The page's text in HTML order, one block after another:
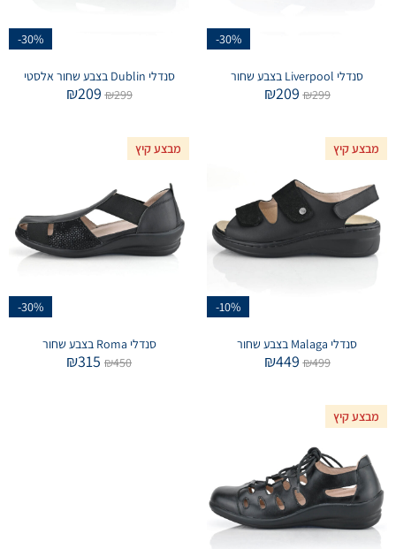
-30%
סנדלי Liverpool בצבע שחור
₪299
₪209
-30%
סנדלי Dublin בצבע שחור אלסטי
₪299
₪209
מבצע קיץ
-10%
סנדלי Malaga בצבע שחור
₪499
₪449
מבצע קיץ
-30%
סנדלי Roma בצבע שחור
₪450
₪315
מבצע קיץ